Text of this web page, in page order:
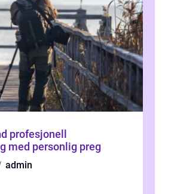
med personlig preg
admin